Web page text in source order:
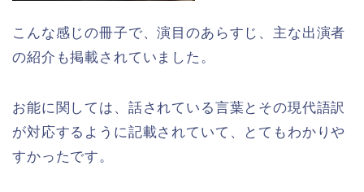
こんな感じの冊子で、演目のあらすじ、主な出演者
の紹介も掲載されていました。
お能に関しては、話されている言葉とその現代語訳
が対応するように記載されていて、とてもわかりや
すかったです。